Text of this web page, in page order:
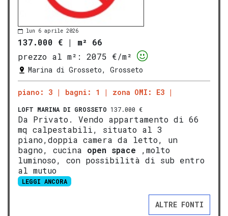
lun 6 aprile 2026
137.000 € | m² 66
prezzo al m²:
2075 €/m²
Marina di Grosseto, Grosseto
piano: 3 bagni: 1 zona OMI: E3
LOFT MARINA DI GROSSETO 137.000 €
Da Privato. Vendo appartamento di 66
mq calpestabili, situato al 3
piano,doppia camera da letto, un
bagno, cucina open space ,molto
luminoso, con possibilità di sub entro
al mutuo
LEGGI ANCORA
ALTRE FONTI